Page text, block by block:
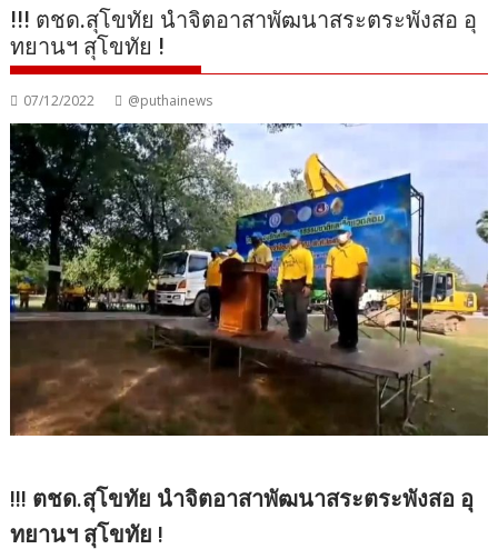
!!! ตชด.สุโขทัย นำจิตอาสาพัฒนาสระตระพังสอ อุ
ทยานฯ สุโขทัย !
07/12/2022 @puthainews
!!! ตชด.สุโขทัย นำจิตอาสาพัฒนาสระตระพังสอ อุ
ทยานฯ สุโขทัย !